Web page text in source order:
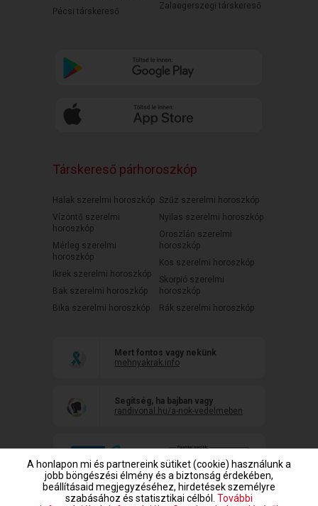
Pécsi társkereső
Zalaegerszegi társkereső
Társkereső párhoroszkóp
Halak szerelmi horoszkóp
Vízöntő szerelmi
horoszkóp
Mérleg szerelmi
horoszkóp
Ikrek szerelmi horoszkóp
Bak szerelmi horoszkóp
Bika szerelmi horoszkóp
Szűz szerelmi horoszkóp
Nyilas szerelmi horoszkóp
Oroszlán szerelmi
horoszkóp
Kos szerelmi horoszkóp
Skorpió szerelmi
horoszkóp
Rák szerelmi horoszkóp
Mert fontos vagy nekünk
mehnyakrak.info
Segítség, ha bajban vagy
randivonal.hu/a-nok-vedelmeben
A honlapon mi és partnereink sütiket (cookie) használunk a
jobb böngészési élmény és a biztonság érdekében,
beállításaid megjegyzéséhez, hirdetések személyre
szabásához és statisztikai célból. További